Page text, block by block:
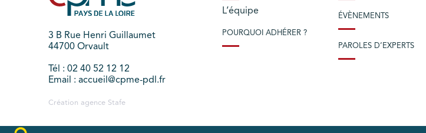
3 B Rue Henri Guillaumet
44700 Orvault
Tél : 02 40 52 12 12
Email : accueil@cpme-pdl.fr
Création agence Stafe
L’équipe
POURQUOI ADHÉRER ?
ÉVÈNEMENTS
PAROLES D’EXPERTS